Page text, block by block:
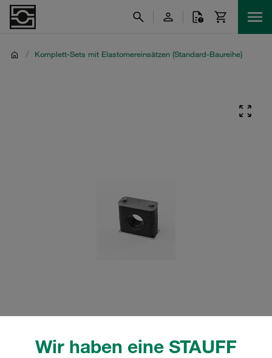
Wir haben eine STAUFF
/ Komplett-Sets mit Elastomereinsätzen (Standard-Baureihe)
Bitte beachten Sie: Das Bild dient nur zur Veranschaulichung und kann vom